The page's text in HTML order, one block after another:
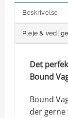
Beskrivelse
Pleje &
Det
Bound
Bound
der gerne